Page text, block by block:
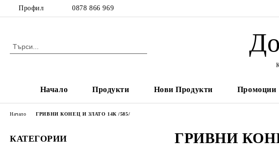
Профил 0878 866 969
Начало Продукти Нови Продукти Промоции
КАТЕГОРИИ
Начало ГРИВНИ КОНЕЦ И ЗЛАТО 14К /585/
ГРИВНИ